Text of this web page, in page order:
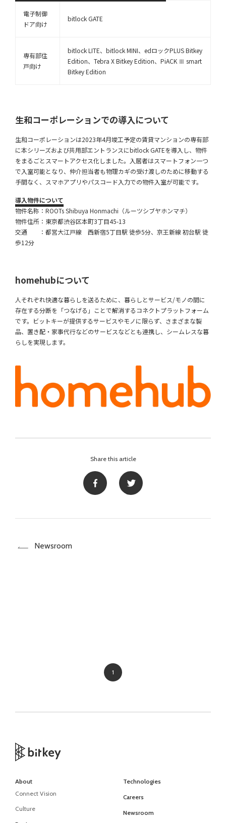
電子制御
ドア向け
bitlock GATE
専有部住
戸向け
bitlock LITE、bitlock MINI、edロックPLUS Bitkey
Edition、Tebra X Bitkey Edition、PiACK Ⅲ smart
Bitkey Edition
生和コーポレーションでの導入について
生和コーポレーションは2023年4月竣工予定の賃貸マンションの専有部
に本シリーズおよび共用部エントランスにbitlock GATEを導入し、物件
をまるごとスマートアクセス化しました。入居者はスマートフォン一つ
で入室可能となり、仲介担当者も物理カギの受け渡しのために移動する
手間なく、スマホアプリやパスコード入力での物件入室が可能です。
導入物件について
物件名称：ROOTs Shibuya Honmachi（ルーツシブヤホンマチ）
物件住所：東京都渋谷区本町3丁目45-13
交通 ：都営大江戸線 西新宿5丁目駅 徒歩5分、京王新線 初台駅 徒
歩12分
homehubについて
人それぞれ快適な暮らしを送るために、暮らしとサービス/モノの間に
存在する分断を「つなげる」ことで解消するコネクトプラットフォーム
です。ビットキーが提供するサービスやモノに限らず、さまざまな製
品、置き配・家事代行などのサービスなどとも連携し、シームレスな暮
らしを実現します。
Share this article
Newsroom
1
About
Connect Vision
Culture
Technologies
Careers
Newsroom